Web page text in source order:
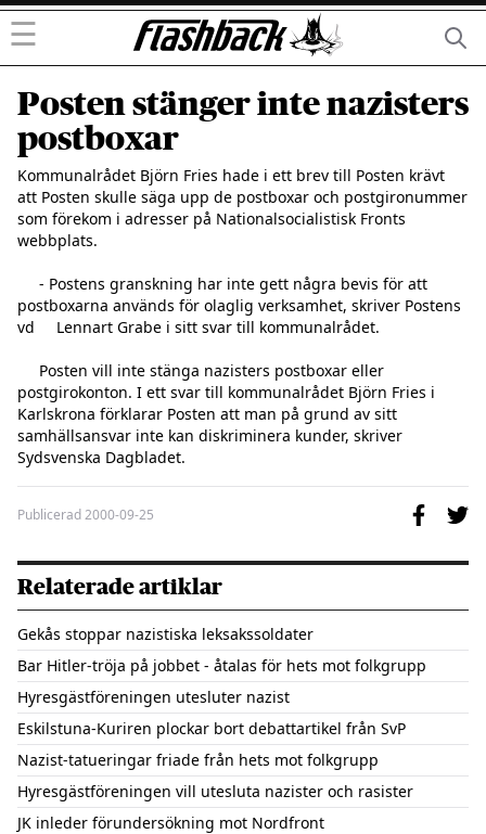
☰
Posten stänger inte nazisters
postboxar
Kommunalrådet Björn Fries hade i ett brev till Posten krävt
att Posten skulle säga upp de postboxar och postgironummer
som förekom i adresser på Nationalsocialistisk Fronts
webbplats.
postboxarna används för olaglig verksamhet, skriver Postens
vd     Lennart Grabe i sitt svar till kommunalrådet.
postgirokonton. I ett svar till kommunalrådet Björn Fries i
Karlskrona förklarar Posten att man på grund av sitt
samhällsansvar inte kan diskriminera kunder, skriver
Sydsvenska Dagbladet.
Publicerad2000-09-25
Relaterade artiklar
Gekås stoppar nazistiska leksakssoldater
Bar Hitler-tröja på jobbet - åtalas för hets mot folkgrupp
Hyresgästföreningen utesluter nazist
Eskilstuna-Kuriren plockar bort debattartikel från SvP
Nazist-tatueringar friade från hets mot folkgrupp
Hyresgästföreningen vill utesluta nazister och rasister
JK inleder förundersökning mot Nordfront